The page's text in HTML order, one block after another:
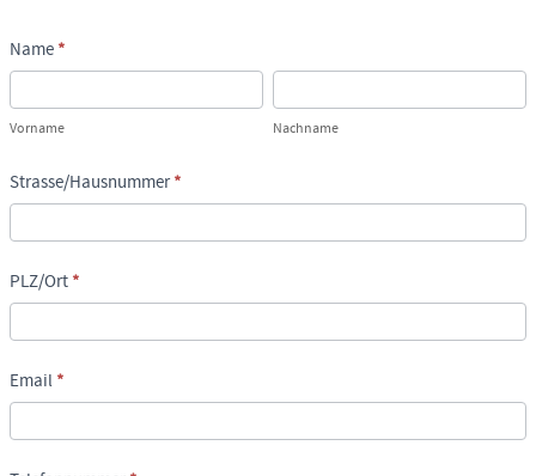
Name *
Vorname Nachname
Strasse/Hausnummer*
PLZ/Ort *
Email *